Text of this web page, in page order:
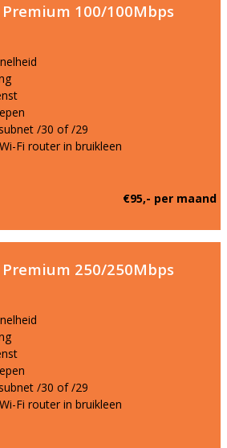
100/100Mbps
/30 of /29
Fi router in bruikleen
€95,- per maand
250/250Mbps
/30 of /29
Fi router in bruikleen